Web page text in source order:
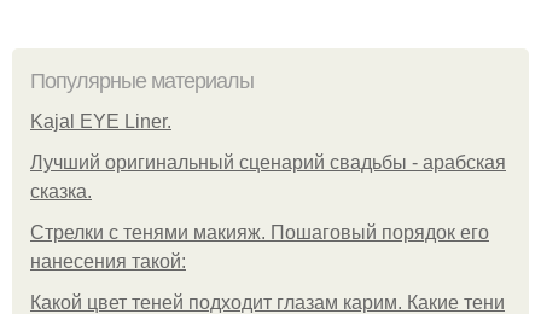
Популярные материалы
Kajal EYE Liner.
Лучший оригинальный сценарий свадьбы - арабская
сказка.
Стрелки с тенями макияж. Пошаговый порядок его
нанесения такой:
Какой цвет теней подходит глазам карим. Какие тени